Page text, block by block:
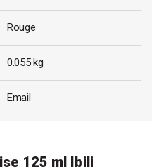
Rouge
0.055 kg
Email
125 ml Ibili